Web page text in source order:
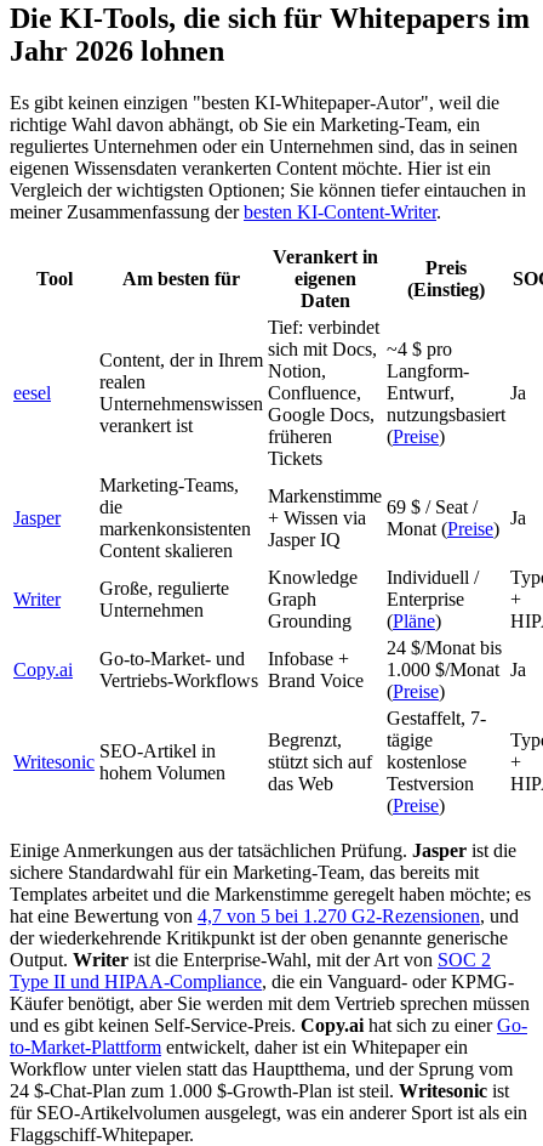
Die KI-Tools, die sich für Whitepapers im
Jahr 2026 lohnen
Es gibt keinen einzigen "besten KI-Whitepaper-Autor", weil die
richtige Wahl davon abhängt, ob Sie ein Marketing-Team, ein
reguliertes Unternehmen oder ein Unternehmen sind, das in seinen
eigenen Wissensdaten verankerten Content möchte. Hier ist ein
Vergleich der wichtigsten Optionen; Sie können tiefer eintauchen in
meiner Zusammenfassung derbesten KI-Content-Writer.
Tool Am besten für
Verankert in
eigenen
Daten
Preis
(Einstieg)
eesel
Content, der in Ihrem
realen
Unternehmenswissen
verankert ist
Tief: verbindet
sich mit Docs,
Notion,
Confluence,
Google Docs,
früheren
Tickets
~4 $ pro
Langform-
Entwurf,
nutzungsbasiert
(Preise)
Ja
Jasper
Marketing-Teams,
die
markenkonsistenten
Content skalieren
Markenstimme
+ Wissen via
Jasper IQ
69 $ / Seat /
Monat (Preise)
Ja
Writer
Große, regulierte
Unternehmen
Knowledge
Graph
Grounding
Individuell /
Enterprise
(Pläne)
+
Copy.ai
Go-to-Market- und
Vertriebs-Workflows
Infobase +
Brand Voice
24 $/Monat bis
1.000 $/Monat
(Preise)
Ja
Writesonic
SEO-Artikel in
hohem Volumen
Begrenzt,
stützt sich auf
das Web
Gestaffelt, 7-
tägige
kostenlose
Testversion
(Preise)
+
Einige Anmerkungen aus der tatsächlichen Prüfung. Jasper ist die
sichere Standardwahl für ein Marketing-Team, das bereits mit
Templates arbeitet und die Markenstimme geregelt haben möchte; es
hat eine Bewertung von 4,7 von 5 bei 1.270 G2-Rezensionen, und
der wiederkehrende Kritikpunkt ist der oben genannte generische
Output. Writer ist die Enterprise-Wahl, mit der Art von SOC 2
Type II und HIPAA-Compliance, die ein Vanguard- oder KPMG-
Käufer benötigt, aber Sie werden mit dem Vertrieb sprechen müssen
und es gibt keinen Self-Service-Preis. Copy.ai hat sich zu einerGo-
to-Market-Plattform entwickelt, daher ist ein Whitepaper ein
Workflow unter vielen statt das Hauptthema, und der Sprung vom
24 $-Chat-Plan zum 1.000 $-Growth-Plan ist steil. Writesonic ist
für SEO-Artikelvolumen ausgelegt, was ein anderer Sport ist als ein
Flaggschiff-Whitepaper.